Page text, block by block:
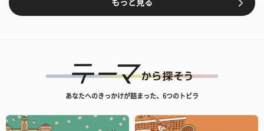
もっと見る
あなたへのきっかけが詰まった、6つのトビラ